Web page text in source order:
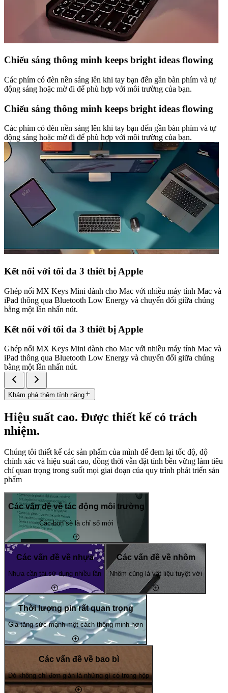
Chiếu sáng thông minh keeps bright ideas flowing
Các phím có đèn nền sáng lên khi tay bạn đến gần bàn phím và tự
động sáng hoặc mờ đi để phù hợp với môi trường của bạn.
Chiếu sáng thông minh keeps bright ideas flowing
Các phím có đèn nền sáng lên khi tay bạn đến gần bàn phím và tự
động sáng hoặc mờ đi để phù hợp với môi trường của bạn.
Kết nối với tối đa 3 thiết bị Apple
Ghép nối MX Keys Mini dành cho Mac với nhiều máy tính Mac và
iPad thông qua Bluetooth Low Energy và chuyển đổi giữa chúng
bằng một lần nhấn nút.
Kết nối với tối đa 3 thiết bị Apple
Ghép nối MX Keys Mini dành cho Mac với nhiều máy tính Mac và
iPad thông qua Bluetooth Low Energy và chuyển đổi giữa chúng
bằng một lần nhấn nút.
Khám phá thêm tính năng
Hiệu suất cao. Được thiết kế có trách
nhiệm.
Chúng tôi thiết kế các sản phẩm của mình để đem lại tốc độ, độ
chính xác và hiệu suất cao, đồng thời vẫn đặt tính bền vững làm tiêu
chí quan trọng trong suốt mọi giai đoạn của quy trình phát triển sản
phẩm
Các vấn đề về tác động môi trường
Các-bon sẽ là chỉ số mới
Các vấn đề về nhựa
Nhựa cần tái sử dụng nhiều lần
Các vấn đề về nhôm
Nhôm cũng là vật liệu tuyệt vời
Thời lượng pin rất quan trọng
Gia tăng sức mạnh một cách thông minh hơn
Các vấn đề về bao bì
Đó không chỉ đơn giản là những gì có trong hộp